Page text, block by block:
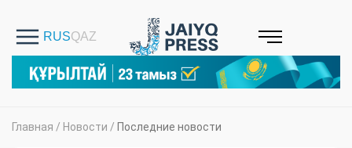
Главная / Новости / Последние новости